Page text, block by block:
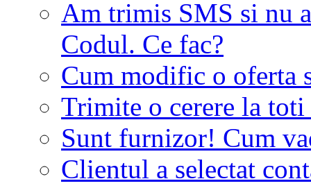
Am trimis SMS si nu
Codul. Ce fac?
Cum modific o oferta
Trimite o cerere la
Sunt furnizor! Cum
Clientul a selectat